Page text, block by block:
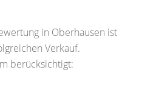
in Oberhausen ist
Verkauf.
berücksichtigt: